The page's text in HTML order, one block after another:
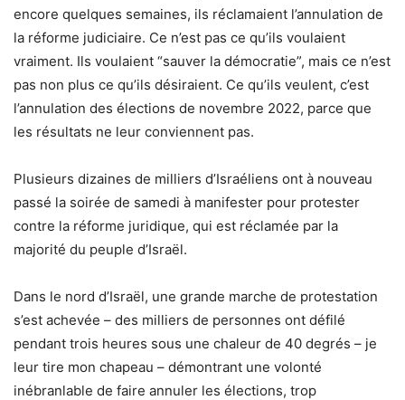
encore quelques semaines, ils réclamaient l’annulation de
la réforme judiciaire. Ce n’est pas ce qu’ils voulaient
vraiment. Ils voulaient “sauver la démocratie”, mais ce n’est
pas non plus ce qu’ils désiraient. Ce qu’ils veulent, c’est
l’annulation des élections de novembre 2022, parce que
les résultats ne leur conviennent pas.
Plusieurs dizaines de milliers d’Israéliens ont à nouveau
passé la soirée de samedi à manifester pour protester
contre la réforme juridique, qui est réclamée par la
majorité du peuple d’Israël.
Dans le nord d’Israël, une grande marche de protestation
s’est achevée – des milliers de personnes ont défilé
pendant trois heures sous une chaleur de 40 degrés – je
leur tire mon chapeau – démontrant une volonté
inébranlable de faire annuler les élections, trop